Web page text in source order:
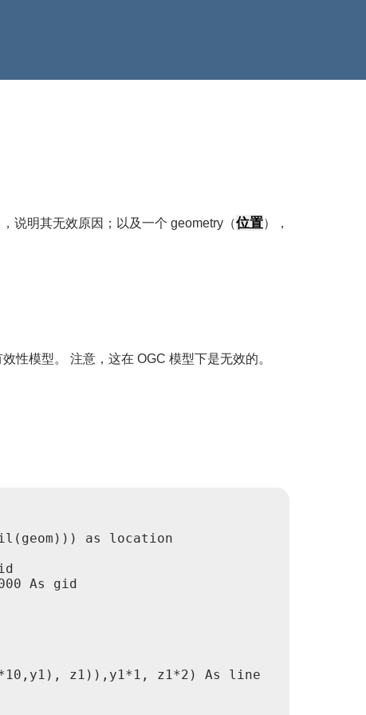
，说明其无效原因；以及一个 geometry（位置），
性模型。 注意，这在 OGC 模型下是无效的。
as location
As gid
z1)),y1*1, z1*2) As line